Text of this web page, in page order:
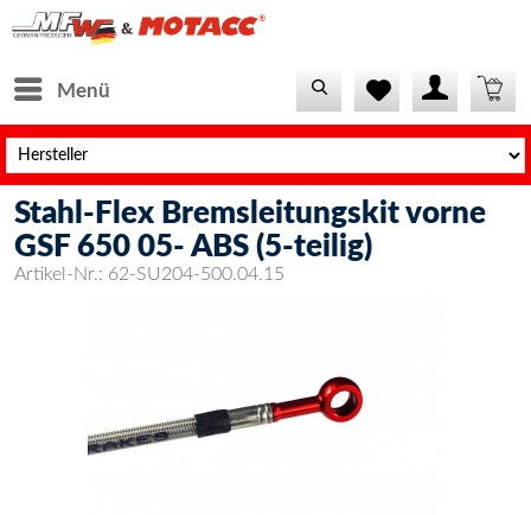
Menü
Stahl-Flex Bremsleitungskit vorne
GSF 650 05- ABS (5-teilig)
Artikel-Nr.: 62-SU204-500.04.15